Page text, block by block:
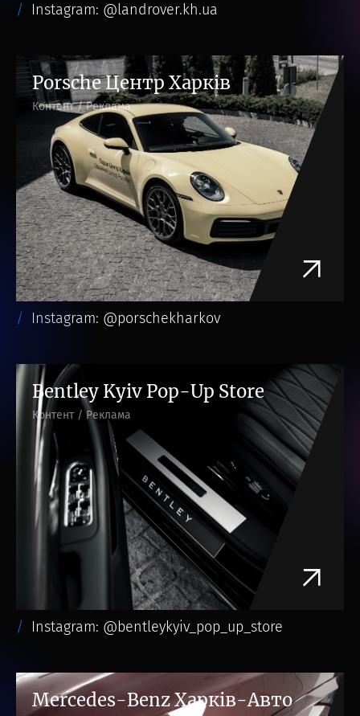
Instagram: @landrover.kh.ua
Porsche Центр Харків
Контент / Реклама
Instagram: @porschekharkov
Bentley Kyiv Pop-Up Store
Контент / Реклама
Instagram: @bentleykyiv_pop_up_store
Mercedes-Benz Харків-Авто